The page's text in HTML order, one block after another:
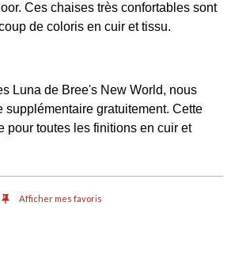
Ces chaises très confortables sont
de coloris en cuir et tissu.
Luna de Bree's New World, nous
supplémentaire gratuitement. Cette
pour toutes les finitions en cuir et
Afficher mes favoris